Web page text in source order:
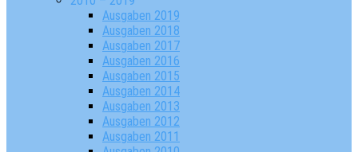
Ausgaben 2019
Ausgaben 2018
Ausgaben 2017
Ausgaben 2016
Ausgaben 2015
Ausgaben 2014
Ausgaben 2013
Ausgaben 2012
Ausgaben 2011